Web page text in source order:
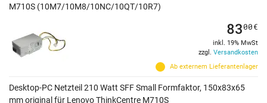
M710S (10M7/10M8/10NC/10QT/10R7)
Ab externem Lieferantenlager
8300€
inkl. 19% MwSt
zzgl. Versandkosten
Desktop-PC Netzteil 210 Watt SFF Small Formfaktor, 150x83x65
mm original für Lenovo ThinkCentre M710S